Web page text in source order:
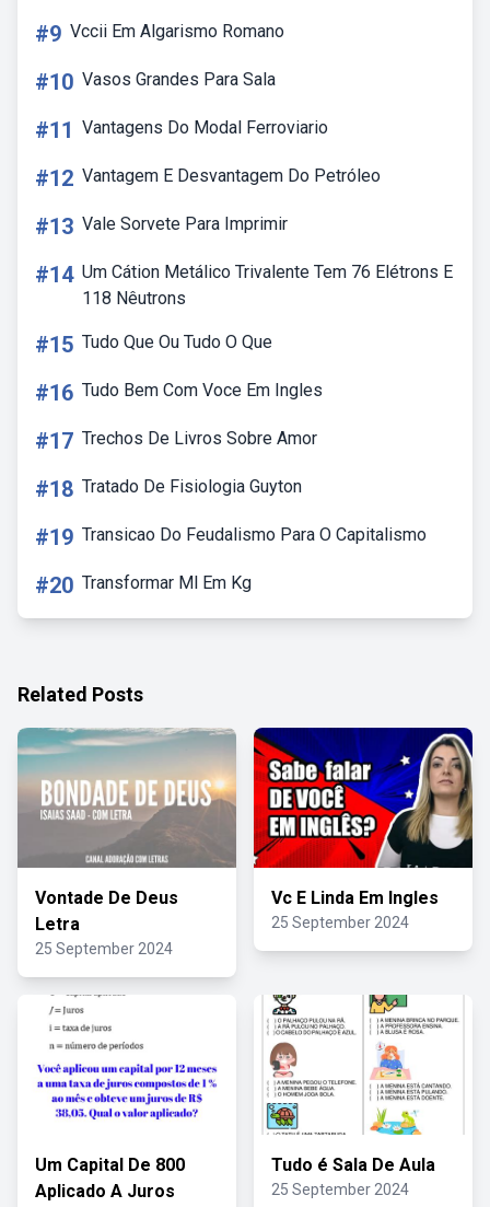
#9 Vccii Em Algarismo Romano
#10 Vasos Grandes Para Sala
#11 Vantagens Do Modal Ferroviario
#12 Vantagem E Desvantagem Do Petróleo
#13 Vale Sorvete Para Imprimir
#14 Um Cátion Metálico Trivalente Tem 76 Elétrons E
118 Nêutrons
#15 Tudo Que Ou Tudo O Que
#16 Tudo Bem Com Voce Em Ingles
#17 Trechos De Livros Sobre Amor
#18 Tratado De Fisiologia Guyton
#19 Transicao Do Feudalismo Para O Capitalismo
#20 Transformar Ml Em Kg
Related Posts
Vontade De Deus
Letra
25 September 2024
Vc E Linda Em Ingles
25 September 2024
Um Capital De 800
Aplicado A Juros
Tudo é Sala De Aula
25 September 2024